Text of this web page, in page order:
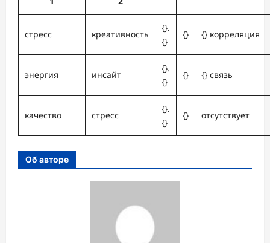
стресс креативность
{}.
{}
{} {} корреляция
энергия инсайт
{}.
{}
{} {} связь
качество стресс
{}.
{}
{} отсутствует
Об авторе